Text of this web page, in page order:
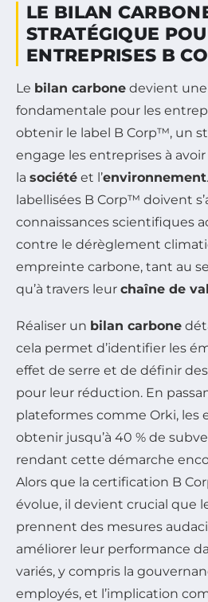
LE BILAN
STRATÉGIQUE
ENTREPRISES B
Le bilan carbone devient
fondamentale pour les
obtenir le label B Corp™, un
engage les entreprises à
la société et l’environnement
labellisées B Corp™ doivent
connaissances scientifiques
contre le dérèglement
empreinte carbone, tant au
qu’à travers leur chaîne de
Réaliser un bilan carbone
cela permet d’identifier les
effet de serre et de définir
pour leur réduction. En
plateformes comme Orki, les
obtenir jusqu’à 40 % de
rendant cette démarche
Alors que la certification B
évolue, il devient crucial que
prennent des mesures
améliorer leur performance
variés, y compris la
employés, et l’implication